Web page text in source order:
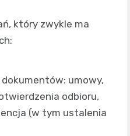
który zwykle ma
umowy,
odbioru,
(w tym ustalenia